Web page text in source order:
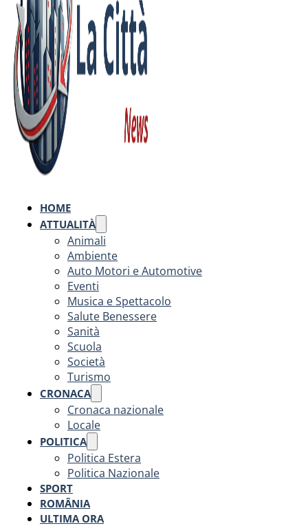
HOME
ATTUALITÀ
Animali
Ambiente
Auto Motori e Automotive
Eventi
Musica e Spettacolo
Salute Benessere
Sanità
Scuola
Società
Turismo
CRONACA
Cronaca nazionale
Locale
POLITICA
Politica Estera
Politica Nazionale
SPORT
ROMÂNIA
ULTIMA ORA